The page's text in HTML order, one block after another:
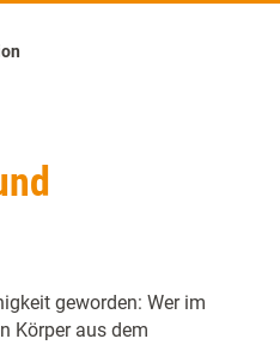
geworden: Wer im
Körper aus dem